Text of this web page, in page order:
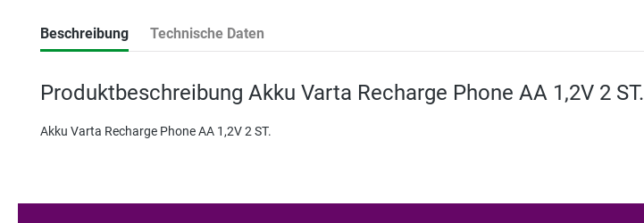
Beschreibung Technische Daten
Produktbeschreibung Akku Varta Recharge Phone AA 1,2V 2 ST.
Akku Varta Recharge Phone AA 1,2V 2 ST.